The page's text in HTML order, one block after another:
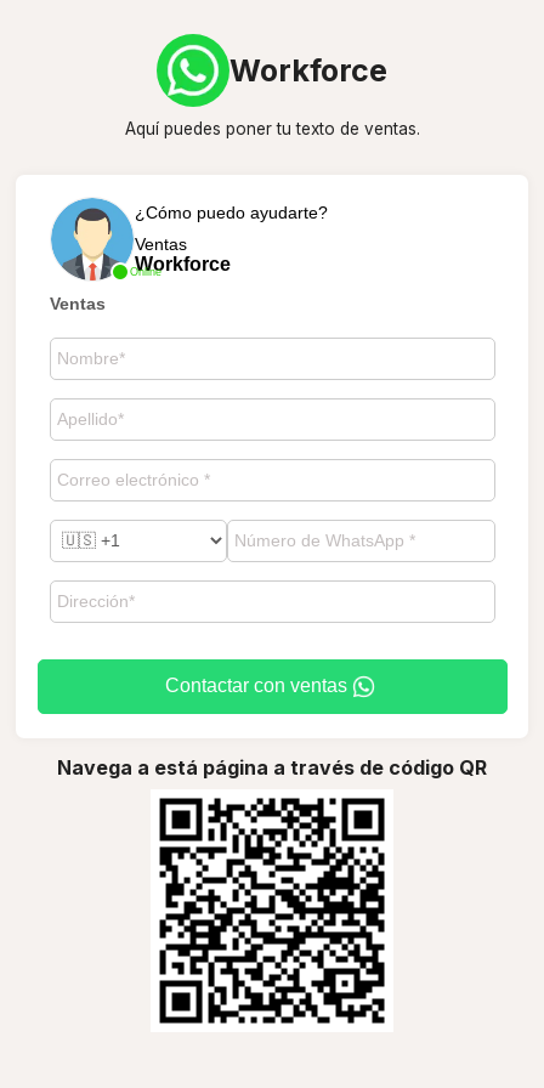
Workforce
Aquí puedes poner tu texto de ventas.
Online
¿Cómo puedo ayudarte?
Ventas
Workforce
Ventas
Contactar con ventas
Navega a está página a través de código QR